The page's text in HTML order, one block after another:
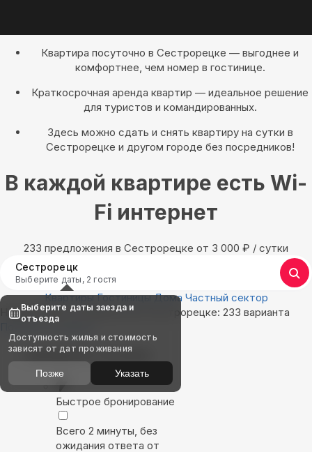
Квартира посуточно в Сестрорецке — выгоднее и
комфортнее, чем номер в гостинице.
Краткосрочная аренда квартир — идеальное решение
для туристов и командированных.
Здесь можно сдать и снять квартиру на сутки в
Сестрорецке и другом городе без посредников!
В каждой квартире есть Wi-
Fi интернет
233 предложения в Сестрорецке oт 3 000 ₽ / сутки
Сестрорецк
Выберите даты, 2 гостя
Квартиры Гостиницы Дома Частный сектор
Найдём, где остановиться в Сестрорецке: 233 варианта
Показать на карте
Выбирайте лучшее
Быстрое бронирование
Всего 2 минуты, без
ожидания ответа от
Выберите даты заезда и
отъезда
Доступность жилья и стоимость
зависят от дат проживания
Позже Указать